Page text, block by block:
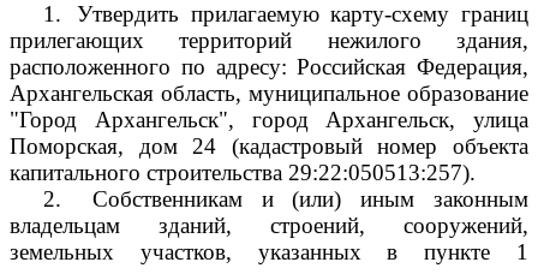
1.
Утвердить прилагаемую карту-схему границ
прилегающих территорий нежилого здания,
расположенного по адресу: Российская Федерация,
Архангельская область, муниципальное образование
"Город Архангельск", город Архангельск, улица
Поморская, дом 24 (кадастровый номер объекта
капитального строительства 29:22:050513:257).
2.
Собственникам и (или) иным законным
владельцам зданий, строений, сооружений,
земельных участков, указанных в пункте 1